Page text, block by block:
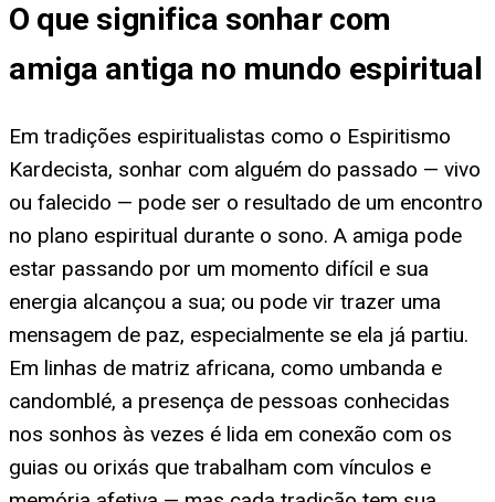
O que significa sonhar com
amiga antiga no mundo espiritual
Em tradições espiritualistas como o Espiritismo
Kardecista, sonhar com alguém do passado — vivo
ou falecido — pode ser o resultado de um encontro
no plano espiritual durante o sono. A amiga pode
estar passando por um momento difícil e sua
energia alcançou a sua; ou pode vir trazer uma
mensagem de paz, especialmente se ela já partiu.
Em linhas de matriz africana, como umbanda e
candomblé, a presença de pessoas conhecidas
nos sonhos às vezes é lida em conexão com os
guias ou orixás que trabalham com vínculos e